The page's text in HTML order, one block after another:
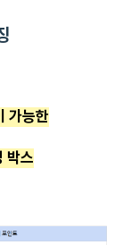
가능한
박스